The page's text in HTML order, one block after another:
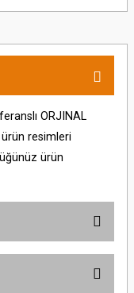
ORJINAL
ürün resimleri
ürün